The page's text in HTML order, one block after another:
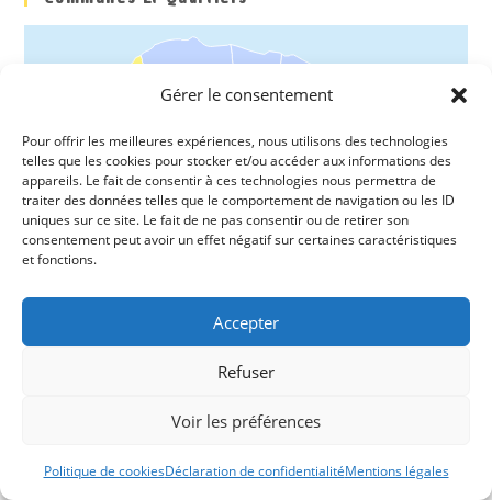
Gérer le consentement
Pour offrir les meilleures expériences, nous utilisons des technologies
telles que les cookies pour stocker et/ou accéder aux informations des
appareils. Le fait de consentir à ces technologies nous permettra de
traiter des données telles que le comportement de navigation ou les ID
uniques sur ce site. Le fait de ne pas consentir ou de retirer son
consentement peut avoir un effet négatif sur certaines caractéristiques
et fonctions.
Accepter
Refuser
Voir les préférences
Politique de cookiesDéclaration de confidentialitéMentions légales